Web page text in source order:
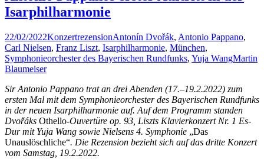
Isarphilharmonie
22/02/2022KonzertrezensionAntonín Dvořák, Antonio Pappano,
Carl Nielsen, Franz Liszt, Isarphilharmonie, München,
Symphonieorchester des Bayerischen Rundfunks, Yuja WangMartin
Blaumeiser
Sir Antonio Pappano trat an drei Abenden (17.–19.2.2022) zum
ersten Mal mit dem Symphonieorchester des Bayerischen Rundfunks
in der neuen Isarphilharmonie auf. Auf dem Programm standen
Dvořáks Othello-Ouvertüre op. 93, Liszts Klavierkonzert Nr. 1 Es-
Dur mit Yuja Wang sowie Nielsens 4. Symphonie „Das
Unauslöschliche“. Die Rezension bezieht sich auf das dritte Konzert
vom Samstag, 19.2.2022.